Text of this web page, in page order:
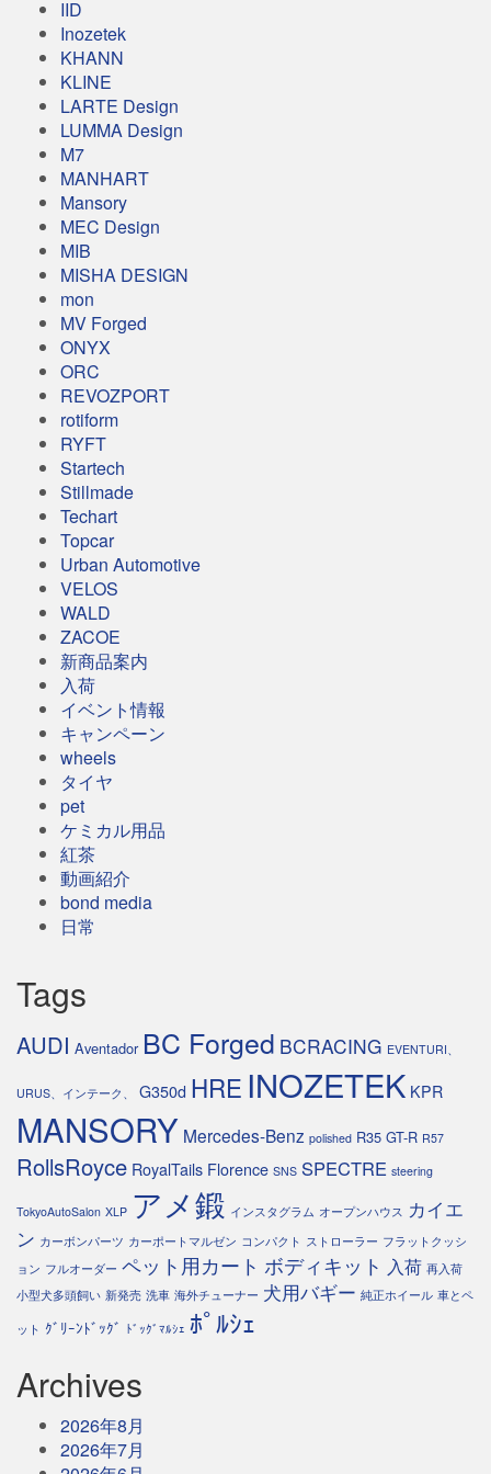
IID
Inozetek
KHANN
KLINE
LARTE Design
LUMMA Design
M7
MANHART
Mansory
MEC Design
MIB
MISHA DESIGN
mon
MV Forged
ONYX
ORC
REVOZPORT
rotiform
RYFT
Startech
Stillmade
Techart
Topcar
Urban Automotive
VELOS
WALD
ZACOE
新商品案内
入荷
イベント情報
キャンペーン
wheels
タイヤ
pet
ケミカル用品
紅茶
動画紹介
bond media
日常
Tags
AUDI Aventador BC Forged BCRACING EVENTURI、
URUS、インテーク、 G350d HRE INOZETEK KPR
MANSORY Mercedes-Benz polished R35 GT-R R57
RollsRoyce RoyalTails Florence SNS SPECTRE steering
TokyoAutoSalon XLP アメ鍛 インスタグラム オープンハウス カイエ
ン カーボンパーツ カーポートマルゼン コンパクト ストローラー フラットクッシ
ョン フルオーダー ペット用カート ボディキット 入荷 再入荷
小型犬多頭飼い 新発売 洗車 海外チューナー 犬用バギー 純正ホイール 車とペ
ット ｸﾞﾘｰﾝﾄﾞｯｸﾞ ﾄﾞｯｸﾞﾏﾙｼｪ ﾎﾟﾙｼｪ
Archives
2026年8月
2026年7月